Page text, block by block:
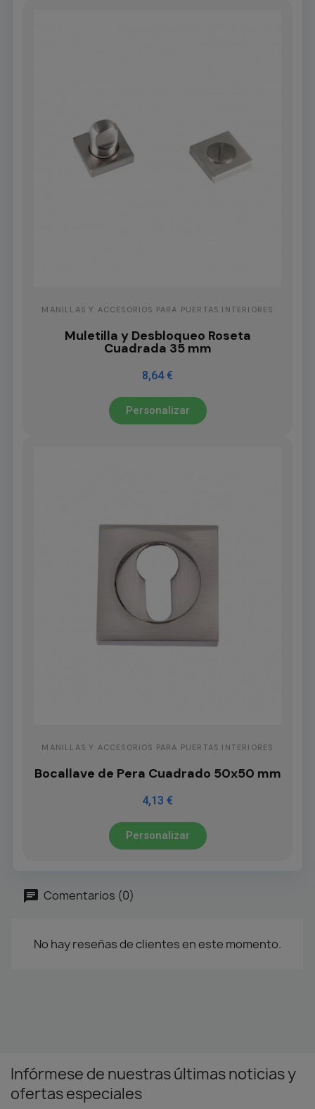
MANILLAS Y ACCESORIOS PARA PUERTAS INTERIORES
Muletilla y Desbloqueo Roseta
Cuadrada 35 mm
8,64 €
Personalizar
MANILLAS Y ACCESORIOS PARA PUERTAS INTERIORES
Bocallave de Pera Cuadrado 50x50 mm
4,13 €
Personalizar
Comentarios (0)
No hay reseñas de clientes en este momento.
Infórmese de nuestras últimas noticias y
ofertas especiales